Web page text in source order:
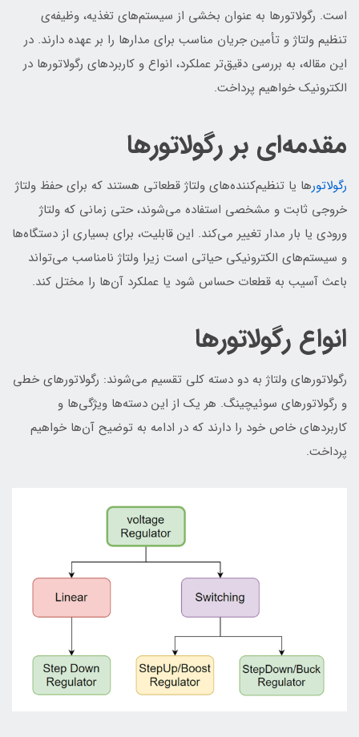
است. رگولاتورها به عنوان بخشی از سیستم‌های تغذیه، وظیفه‌ی
تنظیم ولتاژ و تأمین جریان مناسب برای مدارها را بر عهده دارند. در
این مقاله، به بررسی دقیق‌تر عملکرد، انواع و کاربردهای رگولاتورها در
الکترونیک خواهیم پرداخت.
مقدمه‌ای بر رگولاتورها
رگولاتورها یا تنظیم‌کننده‌های ولتاژ قطعاتی هستند که برای حفظ ولتاژ
خروجی ثابت و مشخصی استفاده می‌شوند، حتی زمانی که ولتاژ
ورودی یا بار مدار تغییر می‌کند. این قابلیت، برای بسیاری از دستگاه‌ها
و سیستم‌های الکترونیکی حیاتی است زیرا ولتاژ نامناسب می‌تواند
باعث آسیب به قطعات حساس شود یا عملکرد آن‌ها را مختل کند.
انواع رگولاتورها
رگولاتورهای ولتاژ به دو دسته کلی تقسیم می‌شوند: رگولاتورهای خطی
و رگولاتورهای سوئیچینگ. هر یک از این دسته‌ها ویژگی‌ها و
کاربردهای خاص خود را دارند که در ادامه به توضیح آن‌ها خواهیم
پرداخت.